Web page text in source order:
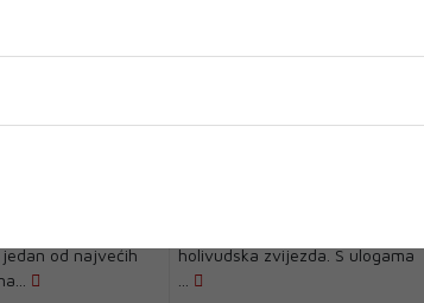
od najvećih
holivudska zvijezda. S ulogama